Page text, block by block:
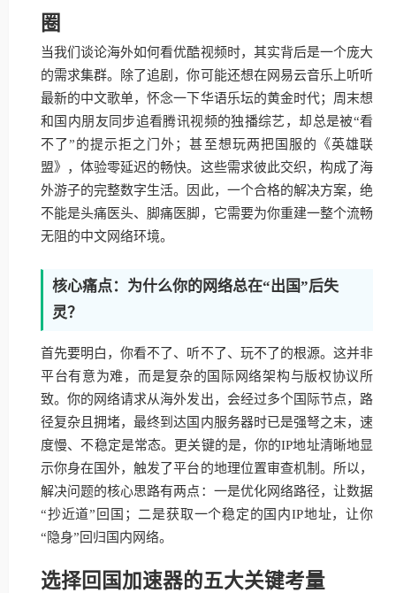
圈
当我们谈论海外如何看优酷视频时，其实背后是一个庞大
的需求集群。除了追剧，你可能还想在网易云音乐上听听
最新的中文歌单，怀念一下华语乐坛的黄金时代；周末想
和国内朋友同步追看腾讯视频的独播综艺，却总是被“看
不了”的提示拒之门外；甚至想玩两把国服的《英雄联
盟》，体验零延迟的畅快。这些需求彼此交织，构成了海
外游子的完整数字生活。因此，一个合格的解决方案，绝
不能是头痛医头、脚痛医脚，它需要为你重建一整个流畅
无阻的中文网络环境。
核心痛点：为什么你的网络总在“出国”后失
灵？
首先要明白，你看不了、听不了、玩不了的根源。这并非
平台有意为难，而是复杂的国际网络架构与版权协议所
致。你的网络请求从海外发出，会经过多个国际节点，路
径复杂且拥堵，最终到达国内服务器时已是强弩之末，速
度慢、不稳定是常态。更关键的是，你的IP地址清晰地显
示你身在国外，触发了平台的地理位置审查机制。所以，
解决问题的核心思路有两点：一是优化网络路径，让数据
“抄近道”回国；二是获取一个稳定的国内IP地址，让你
“隐身”回归国内网络。
选择回国加速器的五大关键考量